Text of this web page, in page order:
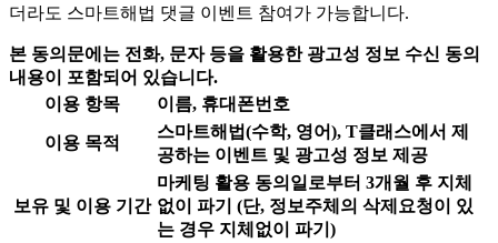
더라도 스마트해법 댓글 이벤트 참여가 가능합니다.
본 동의문에는 전화, 문자 등을 활용한 광고성 정보 수신 동의
내용이 포함되어 있습니다.
이용 항목
이름, 휴대폰번호
이용 목적
스마트해법(수학, 영어), T클래스에서 제
공하는 이벤트 및 광고성 정보 제공
보유 및 이용 기간
마케팅 활용 동의일로부터 3개월 후 지체
없이 파기 (단, 정보주체의 삭제요청이 있
는 경우 지체없이 파기)